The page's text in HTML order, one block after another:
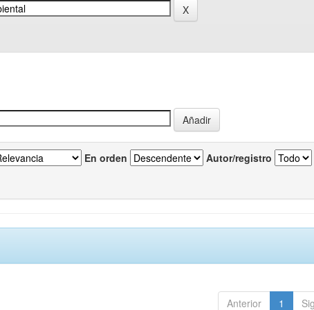
En orden Autor/registro
Anterior 1